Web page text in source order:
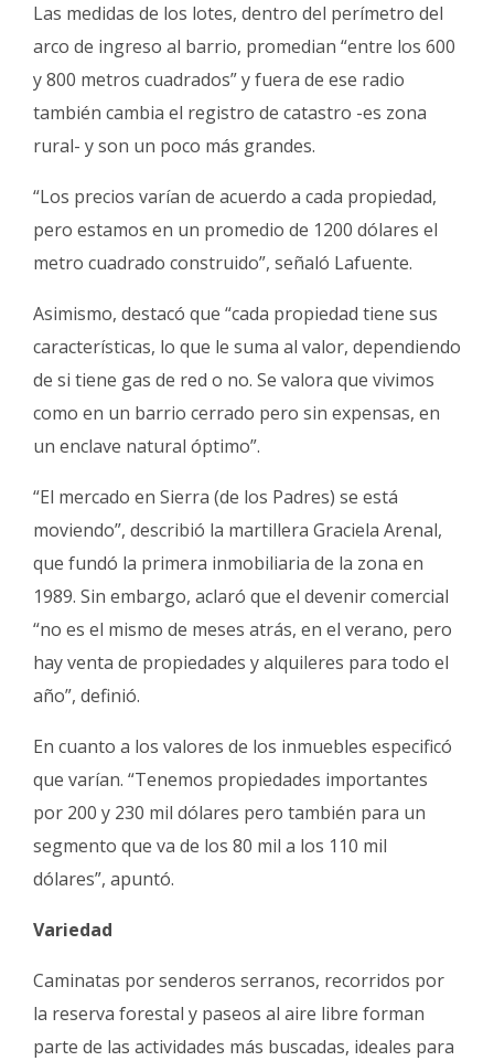
Las medidas de los lotes, dentro del perímetro del
arco de ingreso al barrio, promedian “entre los 600
y 800 metros cuadrados” y fuera de ese radio
también cambia el registro de catastro -es zona
rural- y son un poco más grandes.
“Los precios varían de acuerdo a cada propiedad,
pero estamos en un promedio de 1200 dólares el
metro cuadrado construido”, señaló Lafuente.
Asimismo, destacó que “cada propiedad tiene sus
características, lo que le suma al valor, dependiendo
de si tiene gas de red o no. Se valora que vivimos
como en un barrio cerrado pero sin expensas, en
un enclave natural óptimo”.
“El mercado en Sierra (de los Padres) se está
moviendo”, describió la martillera Graciela Arenal,
que fundó la primera inmobiliaria de la zona en
1989. Sin embargo, aclaró que el devenir comercial
“no es el mismo de meses atrás, en el verano, pero
hay venta de propiedades y alquileres para todo el
año”, definió.
En cuanto a los valores de los inmuebles especificó
que varían. “Tenemos propiedades importantes
por 200 y 230 mil dólares pero también para un
segmento que va de los 80 mil a los 110 mil
dólares”, apuntó.
Variedad
Caminatas por senderos serranos, recorridos por
la reserva forestal y paseos al aire libre forman
parte de las actividades más buscadas, ideales para